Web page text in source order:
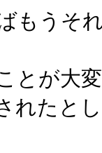
もうそ
とが大
れたと